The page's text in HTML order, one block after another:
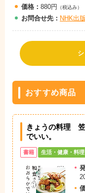
価格： 880円 （税込み）
お問合せ先： NHK出版
おすすめ商品
きょうの料理
でいい。
書籍 生活・健康・料